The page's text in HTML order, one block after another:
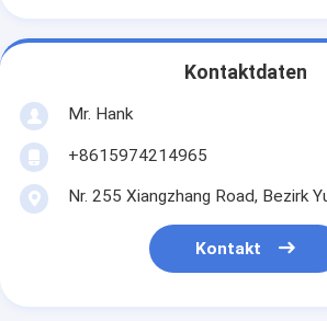
Kontaktdaten
Mr. Hank
+8615974214965
Nr. 255 Xiangzhang Road, Bezirk
Kontakt